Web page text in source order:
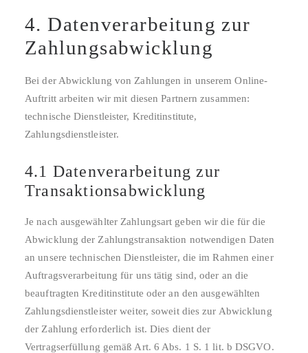
4. Datenverarbeitung zur
Zahlungsabwicklung
Bei der Abwicklung von Zahlungen in unserem Online-
Auftritt arbeiten wir mit diesen Partnern zusammen:
technische Dienstleister, Kreditinstitute,
Zahlungsdienstleister.
4.1 Datenverarbeitung zur
Transaktionsabwicklung
Je nach ausgewählter Zahlungsart geben wir die für die
Abwicklung der Zahlungstransaktion notwendigen Daten
an unsere technischen Dienstleister, die im Rahmen einer
Auftragsverarbeitung für uns tätig sind, oder an die
beauftragten Kreditinstitute oder an den ausgewählten
Zahlungsdienstleister weiter, soweit dies zur Abwicklung
der Zahlung erforderlich ist. Dies dient der
Vertragserfüllung gemäß Art. 6 Abs. 1 S. 1 lit. b DSGVO.